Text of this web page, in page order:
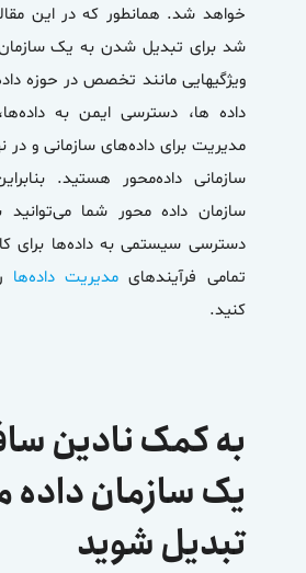
خواهد شد. همانطور که در این
شد برای تبدیل شدن به یک سازمان
ویژگیهایی مانند تخصص در حوزه
داده ها، دسترسی ایمن به
مدیریت برای داده‌های سازمانی و در
سازمانی داده‌محور هستید.
سازمان داده محور شما می‌توانید
دسترسی سیستمی به داده‌ها برای
تمامی فرآیندهای مدیریت داده‌ها
کنید.
به کمک نادین
یک سازمان داده
تبدیل شوید